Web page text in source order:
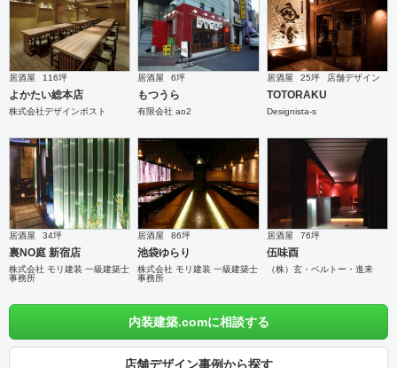
居酒屋 116坪
よかたい総本店
株式会社デザインポスト
居酒屋 6坪
もつうら
有限会社 ao2
居酒屋 25坪 店舗デザイン
TOTORAKU
Designista-s
居酒屋 34坪
裏NO庭 新宿店
株式会社 モリ建装 一級建築士
事務所
居酒屋 86坪
池袋ゆらり
株式会社 モリ建装 一級建築士
事務所
居酒屋 76坪
伍味酉
（株）玄・ベルトー・進来
内装建築.comに相談する
店舗デザイン事例から探す